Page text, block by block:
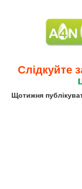
Слідкуйте
Щотижня